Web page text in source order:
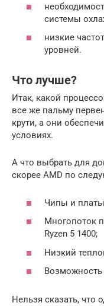
системы
низкие
уровней.
Что лучше?
Итак, какой
все же пальму
крути, а они
условиях.
А что выбрать для
скорее AMD по
Чипы и
Многопоток
Ryzen 5 1400;
Низкий
Нельзя сказать, что